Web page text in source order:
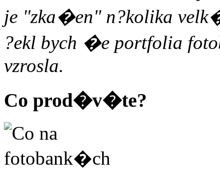
je "zka�en" n?kolika
?ekl bych �e portfolia
vzrosla.
Co prod�v�te?